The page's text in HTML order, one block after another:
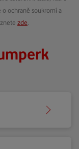
ochraně soukromí a
zde